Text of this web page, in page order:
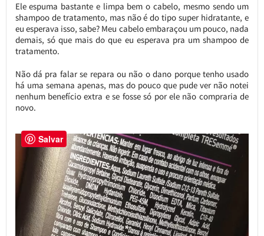
Ele espuma bastante e limpa bem o cabelo, mesmo sendo um
shampoo de tratamento, mas não é do tipo super hidratante, e
eu esperava isso, sabe? Meu cabelo embaraçou um pouco, nada
demais, só que mais do que eu esperava pra um shampoo de
tratamento.
Não dá pra falar se repara ou não o dano porque tenho usado
há uma semana apenas, mas do pouco que pude ver não notei
nenhum benefício extra e se fosse só por ele não compraria de
novo.
Salvar